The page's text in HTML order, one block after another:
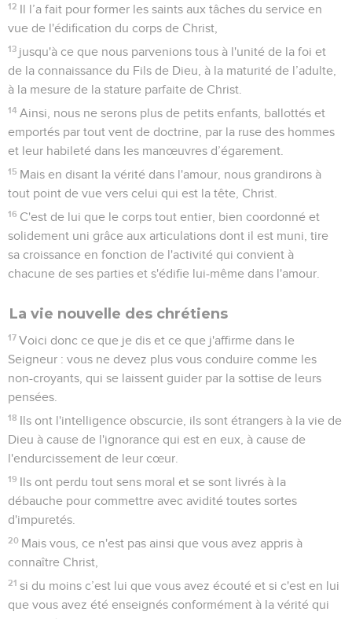
12 Il l’a fait pour former les saints aux tâches du service en
vue de l'édification du corps de Christ,
13 jusqu'à ce que nous parvenions tous à l'unité de la foi et
de la connaissance du Fils de Dieu, à la maturité de l’adulte,
à la mesure de la stature parfaite de Christ.
14 Ainsi, nous ne serons plus de petits enfants, ballottés et
emportés par tout vent de doctrine, par la ruse des hommes
et leur habileté dans les manœuvres d’égarement.
15 Mais en disant la vérité dans l'amour, nous grandirons à
tout point de vue vers celui qui est la tête, Christ.
16 C'est de lui que le corps tout entier, bien coordonné et
solidement uni grâce aux articulations dont il est muni, tire
sa croissance en fonction de l'activité qui convient à
chacune de ses parties et s'édifie lui-même dans l'amour.
La vie nouvelle des chrétiens
17 Voici donc ce que je dis et ce que j'affirme dans le
Seigneur : vous ne devez plus vous conduire comme les
non-croyants, qui se laissent guider par la sottise de leurs
pensées.
18 Ils ont l'intelligence obscurcie, ils sont étrangers à la vie de
Dieu à cause de l'ignorance qui est en eux, à cause de
l'endurcissement de leur cœur.
19 Ils ont perdu tout sens moral et se sont livrés à la
débauche pour commettre avec avidité toutes sortes
d'impuretés.
20 Mais vous, ce n'est pas ainsi que vous avez appris à
connaître Christ,
21 si du moins c’est lui que vous avez écouté et si c'est en lui
que vous avez été enseignés conformément à la vérité qui